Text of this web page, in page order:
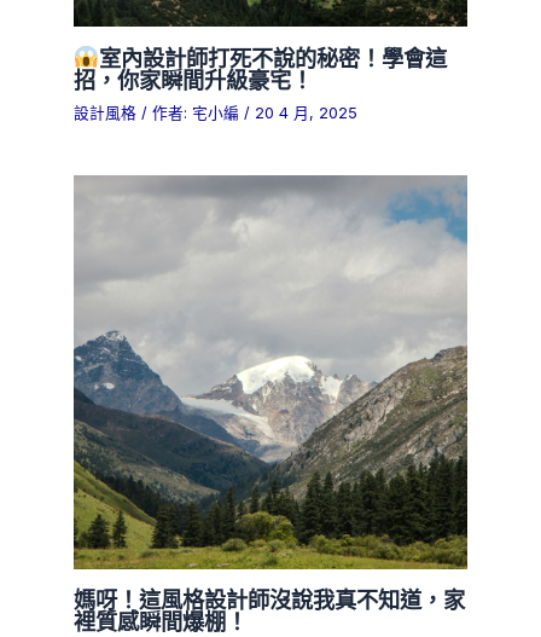
室內設計師打死不說的秘密！學會這
招，你家瞬間升級豪宅！
設計風格 / 作者: 宅小編/ 20 4 月, 2025
媽呀！這風格設計師沒說我真不知道，家
裡質感瞬間爆棚！